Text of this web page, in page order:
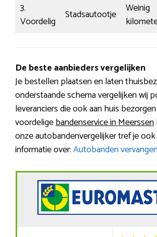
3.
Voordelig
Stadsautootje
Weinig
De beste aanbieders vergelijken
Je bestellen plaatsen en laten
onderstaande schema vergelijken wij
leveranciers die ook aan huis
voordeligebandenservice in Meerssen
onze autobandenvergelijker tref je
informatie over:Autobanden